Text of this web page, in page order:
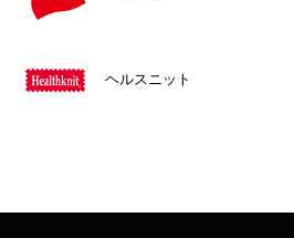
ヘルスニット